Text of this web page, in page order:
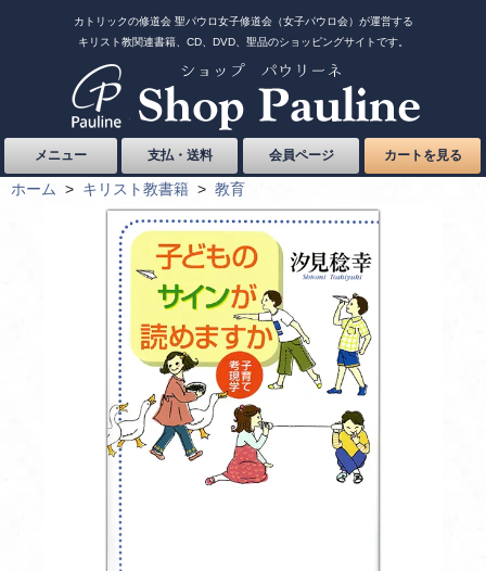
カトリックの修道会 聖パウロ女子修道会（女子パウロ会）が運営する
キリスト教関連書籍、CD、DVD、聖品のショッピングサイトです。
メニュー 支払・送料 会員ページ カートを見る
ホーム > キリスト教書籍 > 教育